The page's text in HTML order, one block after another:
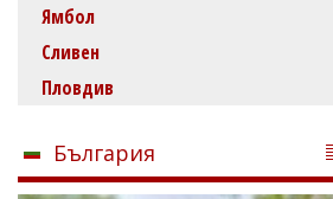
Ямбол
Сливен
Пловдив
България